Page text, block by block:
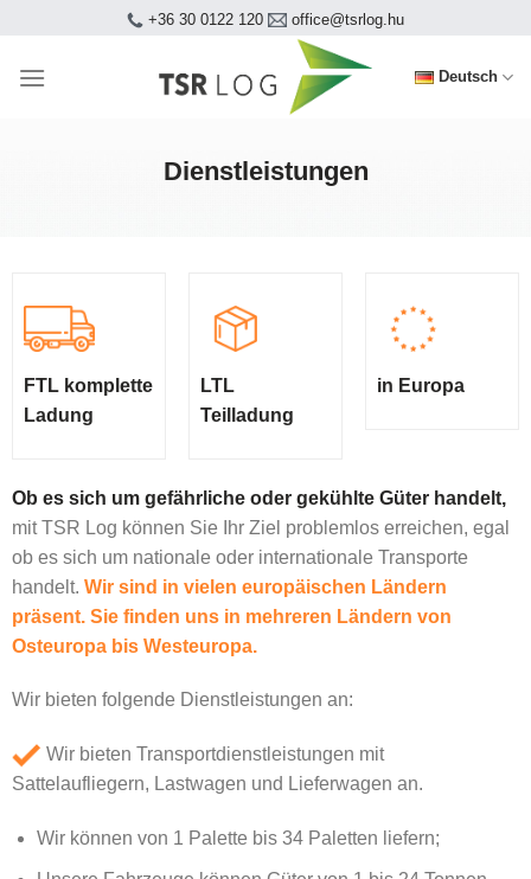
content
+36 30 0122 120 office@tsrlog.hu
Deutsch
Dienstleistungen
FTL komplette
Ladung
LTL
Teilladung
in Europa
Ob es sich um gefährliche oder gekühlte Güter handelt,
mit TSR Log können Sie Ihr Ziel problemlos erreichen, egal
ob es sich um nationale oder internationale Transporte
handelt. Wir sind in vielen europäischen Ländern
präsent. Sie finden uns in mehreren Ländern von
Osteuropa bis Westeuropa.
Wir bieten folgende Dienstleistungen an:
Wir bieten Transportdienstleistungen mit
Sattelaufliegern, Lastwagen und Lieferwagen an.
Wir können von 1 Palette bis 34 Paletten liefern;